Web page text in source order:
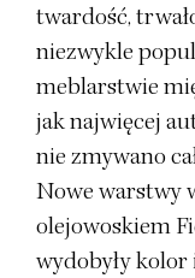
twardość,
niezwykle
meblarstwie
jak najwięcej
nie zmywano
Nowe warstwy
olejowoskiem
wydobyły kolor